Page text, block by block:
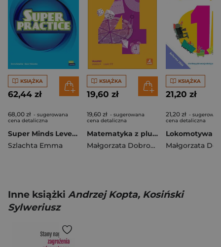
KSIĄŻKA
62,44 zł
68,00 zł - sugerowana
cena detaliczna
Super Minds Level 1 Super PB British English
Szlachta Emma
KSIĄŻKA
19,60 zł
19,60 zł - sugerowana
cena detaliczna
Matematyka z plusem ćwiczenia Ułamki wersja A dla klasy 4 szkoły podstawowej EDYCJA 2026
Małgorzata Dobrowolska
,Zarzycki
KSIĄŻKA
21,20 zł
21,20 zł -
cena detaliczna
Inne książki Andrzej Kopta, Kosiński
Sylweriusz